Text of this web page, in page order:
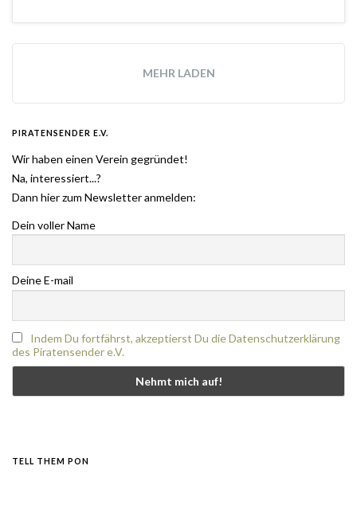
MEHR LADEN
PIRATENSENDER E.V.
Wir haben einen Verein gegründet!
Na, interessiert...?
Dann hier zum Newsletter anmelden:
Dein voller Name
Deine E-mail
Indem Du fortfährst, akzeptierst Du die Datenschutzerklärung
des Piratensender e.V.
TELL THEM PON